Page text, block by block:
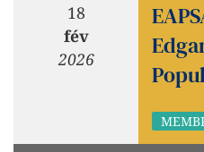
18
fév
2026